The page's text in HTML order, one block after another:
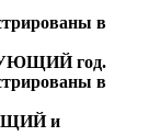
в
год.
в
и